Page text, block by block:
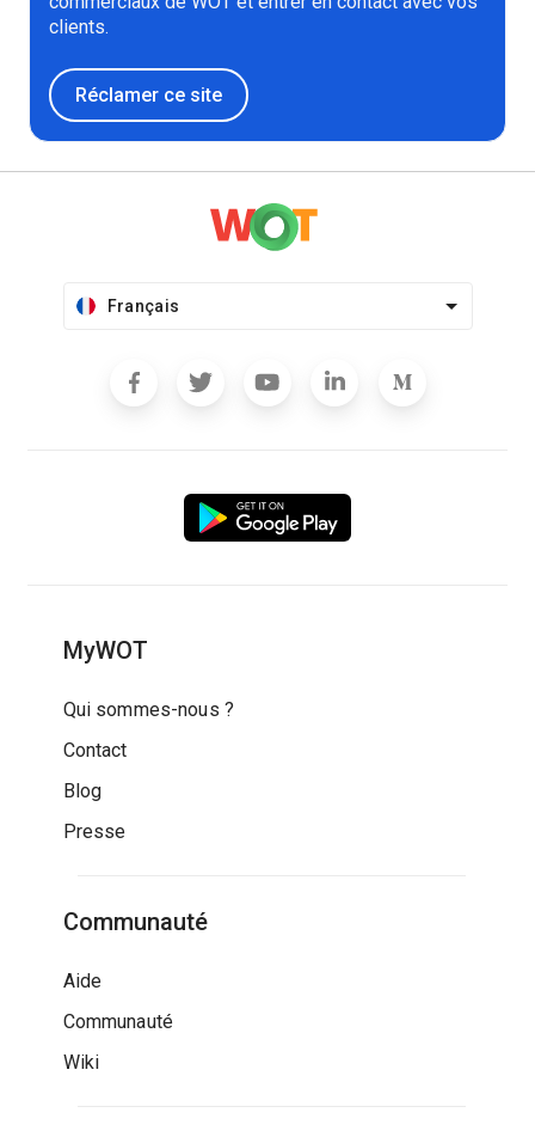
clients.
Réclamer ce site
Français
MyWOT
Qui sommes-nous ?
Contact
Blog
Presse
Communauté
Aide
Communauté
Wiki